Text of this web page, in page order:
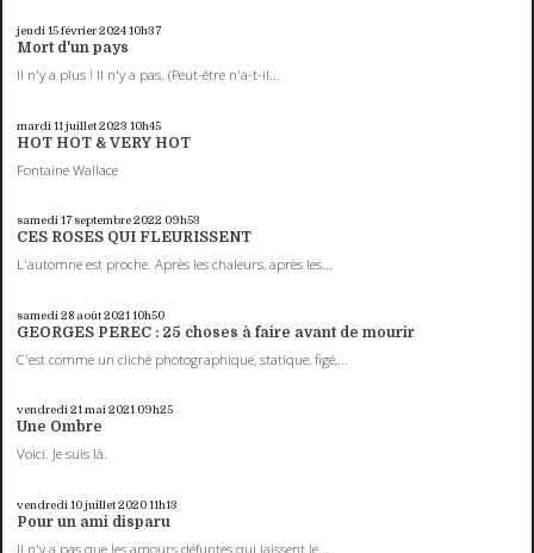
jeudi 15février 202410h37
Mort d'un pays
Il n'y a plus ! Il n'y a pas. (Peut-être n'a-t-il...
mardi 11 juillet 2023 10h45
HOT HOT & VERY HOT
Fontaine Wallace
samedi 17 septembre 2022 09h53
CES ROSES QUI FLEURISSENT
L'automne est proche. Après les chaleurs, après les...
samedi 28 août 2021 10h50
GEORGES PEREC : 25 choses à faire avant de mourir
C'est comme un cliché photographique, statique, figé,...
vendredi 21mai 2021 09h25
Une Ombre
Voici. Je suis là.
vendredi 10juillet 202011h13
Pour un ami disparu
Il n'y a pas que les amours défuntes qui laissent le...